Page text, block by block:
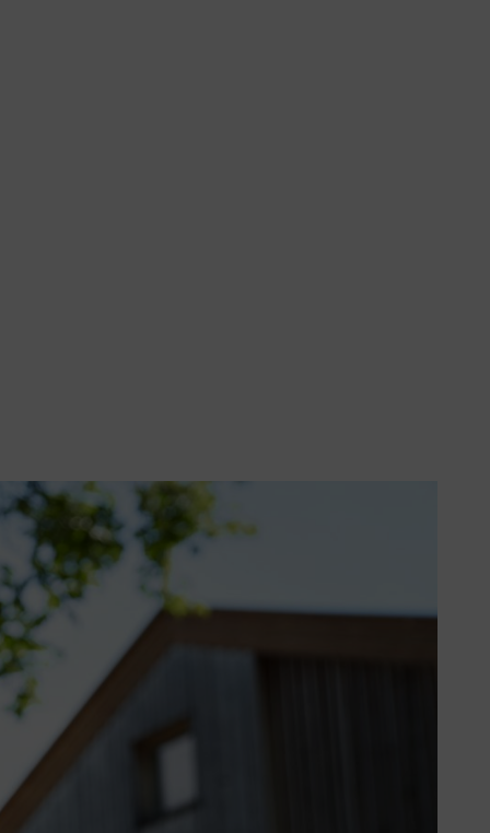
bezbednost u radu i najviši standardi kvaliteteta u razvoju.